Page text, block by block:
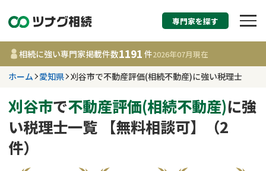
相続税申告・相続手
す
愛知県
事務所 1191
件
専門家を探す
相続に強い専門家掲載件数1191 件2026年07月現在
ホーム 愛知県 刈谷市で不動産評価(相続不動産)に強い税理士
刈谷市で不動産評価(相続不動産)に強
い税理士一覧 【無料相談可】（2
件）